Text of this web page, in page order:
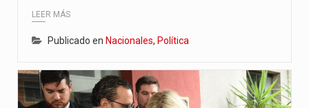
LEER MÁS
Publicado en Nacionales, Política